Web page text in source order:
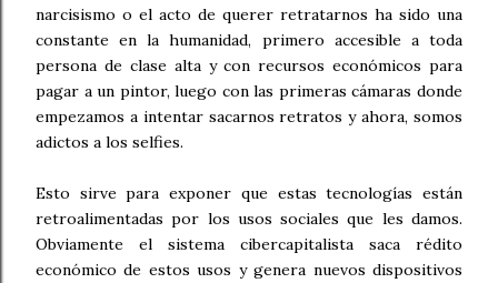
narcisismo o el acto de querer retratarnos ha sido una
constante en la humanidad, primero accesible a toda
persona de clase alta y con recursos económicos para
pagar a un pintor, luego con las primeras cámaras donde
empezamos a intentar sacarnos retratos y ahora, somos
adictos a los selfies.
Esto sirve para exponer que estas tecnologías están
retroalimentadas por los usos sociales que les damos.
Obviamente el sistema cibercapitalista saca rédito
económico de estos usos y genera nuevos dispositivos